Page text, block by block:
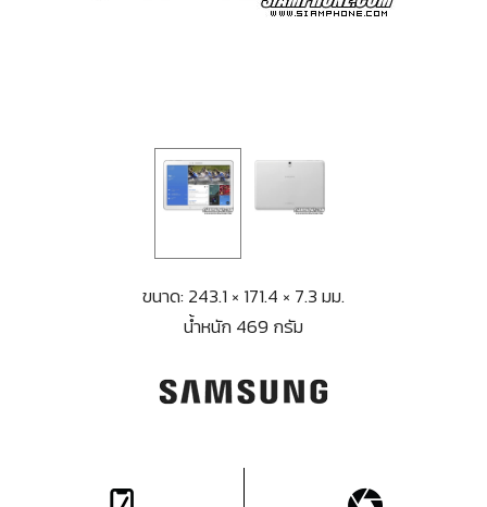
ขนาด: 243.1 × 171.4 × 7.3 มม.
น้ำหนัก 469 กรัม